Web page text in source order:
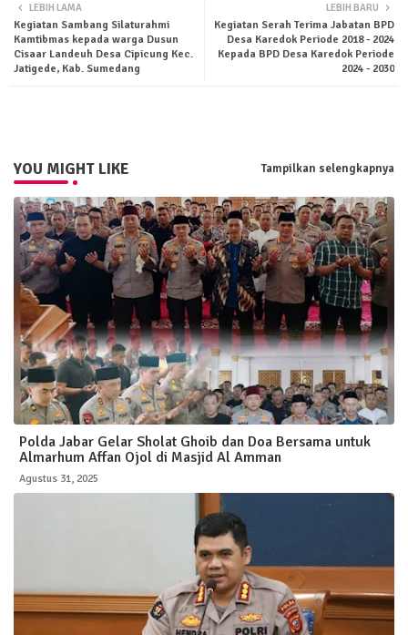
tsa
LEBIH BARU
Kegiatan Serah Terima Jabatan BPD
Desa Karedok Periode 2018 - 2024
Kepada BPD Desa Karedok Periode
2024 - 2030
LEBIH LAMA
Kegiatan Sambang Silaturahmi
Kamtibmas kepada warga Dusun
Cisaar Landeuh Desa Cipicung Kec.
Jatigede, Kab. Sumedang
YOU MIGHT LIKE Tampilkan selengkapnya
Polda Jabar Gelar Sholat Ghoib dan Doa Bersama untuk
Almarhum Affan Ojol di Masjid Al Amman
Agustus 31, 2025